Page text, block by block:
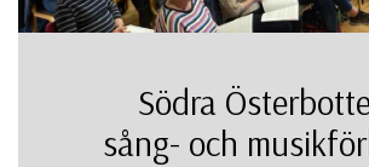
Södra
sång- och